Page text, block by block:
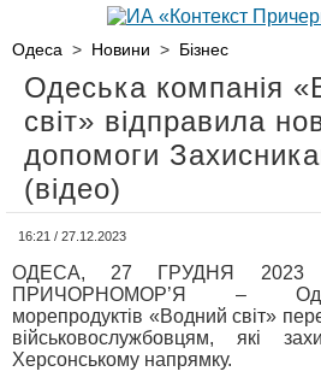
Одеса > Новини > Бізнес
Одеська компанія
світ» відправила
допомоги
(відео)
16:21 / 27.12.2023
ОДЕСА, 27 ГРУДНЯ 2023
ПРИЧОРНОМОР’Я –
морепродуктів «Водний світ»
військовослужбовцям, які
Херсонському напрямку.